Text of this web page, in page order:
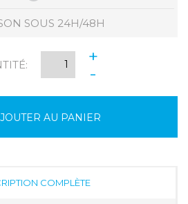
SOUS 24H/48H
+
-
AU PANIER
COMPLÈTE